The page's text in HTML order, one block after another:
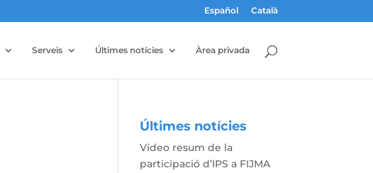
Español Català
Serveis Últimes notícies Àrea privada
Últimes notícies
Vídeo resum de la
participació d’IPS a FIJMA